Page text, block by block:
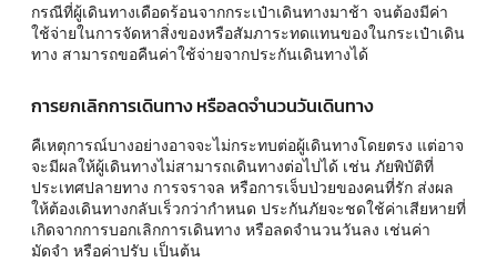
กรณีที่ผู้เดินทางเดือดร้อนจากกระเป๋าเดินทางมาช้า จนต้องมีค่า
ใช้จ่ายในการจัดหาสิ่งของหรือสัมภาระทดแทนของในกระเป๋าเดิน
ทาง สามารถขอคืนค่าใช้จ่ายจากประกันเดินทางได้
การยกเลิกการเดินทาง หรือลดจำนวนวันเดินทาง
คืเหตุการณ์บางอย่างอาจจะไม่กระทบต่อผู้เดินทางโดยตรง แต่อาจ
จะมีผลให้ผู้เดินทางไม่สามารถเดินทางต่อไปได้ เช่น ภัยพิบัติที่
ประเทศปลายทาง การจราจล หรือการเจ็บป่วยของคนที่รัก ส่งผล
ให้ต้องเดินทางกลับเร็วกว่ากำหนด ประกันภัยจะชดใช้ค่าเสียหายที่
เกิดจากการบอกเลิกการเดินทาง หรือลดจำนวนวันลง เช่นค่า
มัดจำ หรือค่าปรับ เป็นต้น